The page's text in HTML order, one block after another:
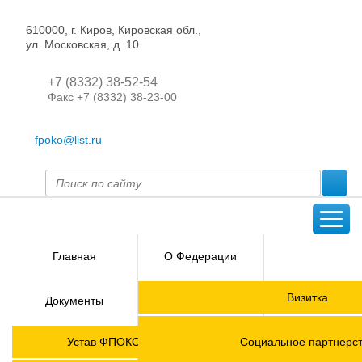
610000, г. Киров, Кировская обл.,
ул. Московская, д. 10
+7 (8332) 38-52-54
Факс +7 (8332) 38-23-00
fpoko@list.ru
Главная О Федерации
Визитка
Документы
Устав ФПОКО с изменениями от 2026 года
Социальное
Членские